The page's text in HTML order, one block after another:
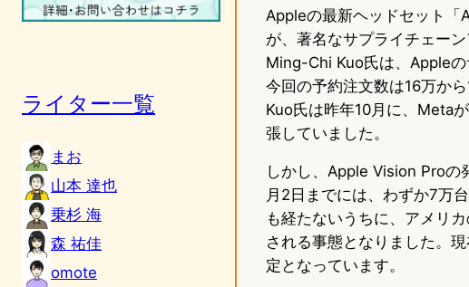
ライター一覧
まお
山本 達也
乗杉 海
森 祐佳
omote
Appleの最新ヘッドセット「
が、著名なサプライチェー
Ming-Chi Kuo氏は、Appleの
今回の予約注文数は16万か
Kuo氏は昨年10月に、Meta
張していました。
しかし、Apple Vision Proの
月2日までには、わずか7万
も経たないうちに、アメリ
される事態となりました。
定となっています。